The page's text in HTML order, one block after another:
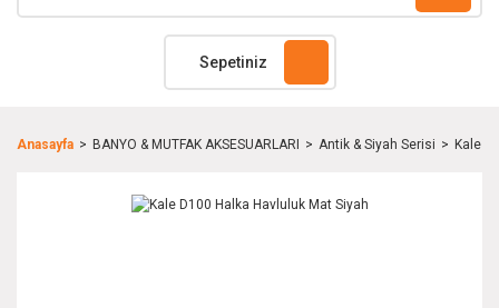
Sepetiniz
Anasayfa BANYO & MUTFAK AKSESUARLARI Antik & Siyah Serisi Kale